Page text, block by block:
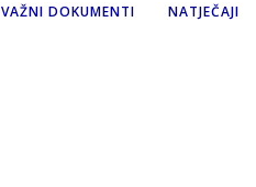
VAŽNI DOKUMENTI NATJEČAJI